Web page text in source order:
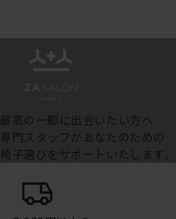
最高の一脚に出会いたい方へ
専門スタッフがあなたのための
椅子選びをサポートいたします。